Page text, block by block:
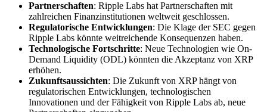
Partnerschaften: Ripple Labs hat Partnerschaften mit
zahlreichen Finanzinstitutionen weltweit geschlossen.
Regulatorische Entwicklungen: Die Klage der SEC gegen
Ripple Labs könnte weitreichende Konsequenzen haben.
Technologische Fortschritte: Neue Technologien wie On-
Demand Liquidity (ODL) könnten die Akzeptanz von XRP
erhöhen.
Zukunftsaussichten: Die Zukunft von XRP hängt von
regulatorischen Entwicklungen, technologischen
Innovationen und der Fähigkeit von Ripple Labs ab, neue